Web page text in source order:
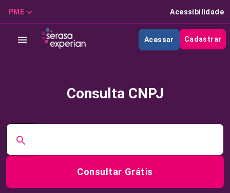
PME Acessibilidade
Acessar Cadastrar
Consulta CNPJ
Consultar Grátis